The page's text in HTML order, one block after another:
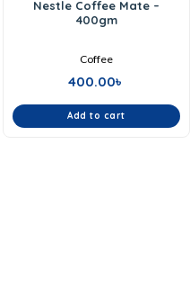
out
Nestle Coffee Mate –
400gm
Coffee
400.00৳
Add to cart